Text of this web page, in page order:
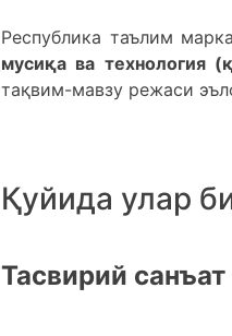
Республика таълим
мусиқа ва технология
тақвим-мавзу режаси
Қуйида улар
Тасвирий санъат